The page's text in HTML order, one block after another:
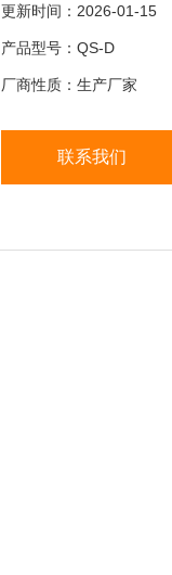
灵敏度：2.0±0.002mV/
零点温度影响：
更新时间：2026-01-15
产品型号：QS-D
厂商性质：生产厂家
联系我们